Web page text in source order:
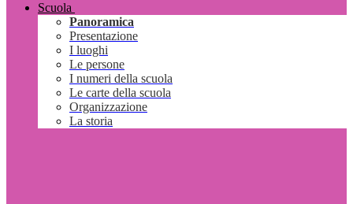
Scuola
Panoramica
Presentazione
I luoghi
Le persone
I numeri della scuola
Le carte della scuola
Organizzazione
La storia